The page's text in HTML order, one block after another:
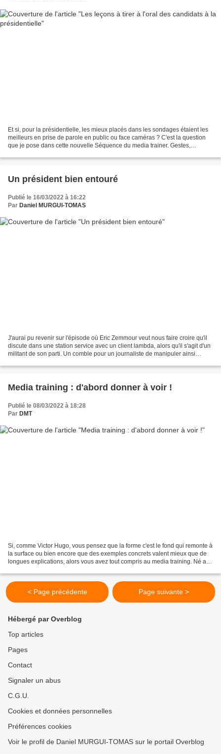
Et si, pour la présidentielle, les mieux placés dans les sondages étaient les
meilleurs en prise de parole en public ou face caméras ? C'est la question
que je pose dans cette nouvelle Séquence du media trainer. Gestes,
Un président bien entouré
Publié le 16/03/2022 à 16:22
Par Daniel MURGUI-TOMAS
J'aurai pu revenir sur l'épisode où Eric Zemmour veut nous faire croire qu'il
discute dans une station service avec un client lambda, alors qu'il s'agit d'un
militant de son parti. Un comble pour un journaliste de manipuler ainsi
Media training : d'abord donner à voir !
Publié le 08/03/2022 à 18:28
Par DMT
Si, comme Victor Hugo, vous pensez que la forme c'est le fond qui remonte à
la surface ou bien encore que des exemples concrets valent mieux que de
longues explications, alors vous avez tout compris au media training. Né aux
< Page précédente Page suivante >
Hébergé par Overblog
Top articles
Pages
Contact
Signaler un abus
C.G.U.
Cookies et données personnelles
Préférences cookies
Voir le profil de Daniel MURGUI-TOMAS sur le portail Overblog